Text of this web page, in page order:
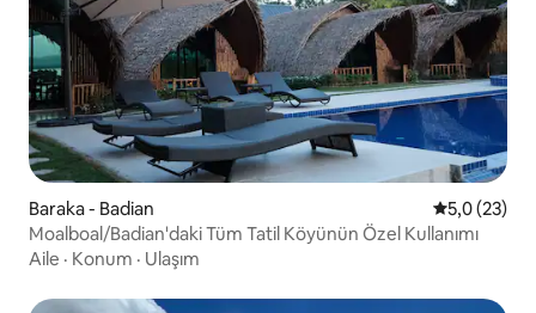
Baraka - Badian 5 üzerinden
5,0 (23)
Moalboal/Badian'daki Tüm Tatil Köyünün Özel Kullanımı
Aile · Konum · Ulaşım